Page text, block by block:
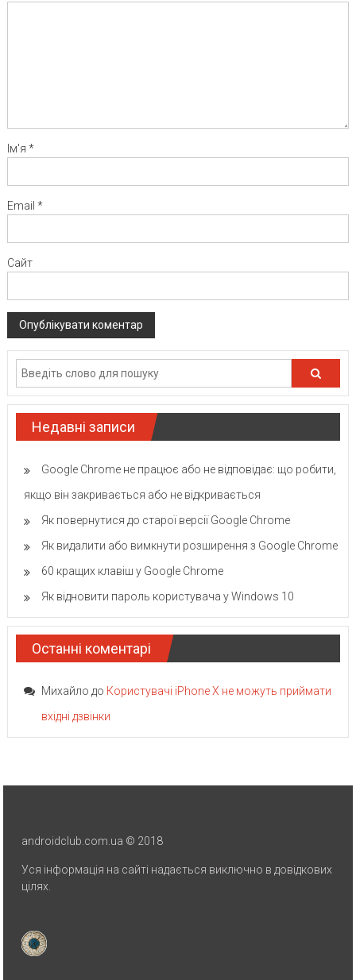
Ім'я *
Email *
Сайт
Недавні записи
Google Chrome не працює або не відповідає: що робити,
якщо він закривається або не відкривається
Як повернутися до старої версії Google Chrome
Як видалити або вимкнути розширення з Google Chrome
60 кращих клавіш у Google Chrome
Як відновити пароль користувача у Windows 10
Останні коментарі
Михайло до Користувачі iPhone X не можуть приймати
вхідні дзвінки
androidclub.com.ua © 2018
Уся інформація на сайті надається виключно в довідкових
цілях.